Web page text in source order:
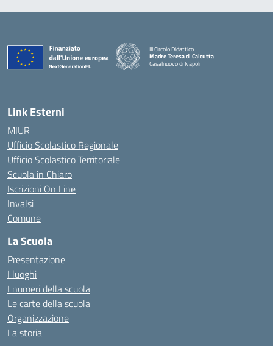
III Circolo Didattico
Madre Teresa di Calcutta
Casalnuovo di Napoli
— Visita la pagina iniziale della scuola
Link Esterni
MIUR
Ufficio Scolastico Regionale
Ufficio Scolastico Territoriale
Scuola in Chiaro
Iscrizioni On Line
Invalsi
Comune
La Scuola
Presentazione
I luoghi
I numeri della scuola
Le carte della scuola
Organizzazione
La storia